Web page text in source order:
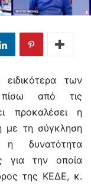
των
από τις
προκαλέσει η
με τη σύγκληση
δυνατότητα
για την οποία
της ΚΕΔΕ, κ.